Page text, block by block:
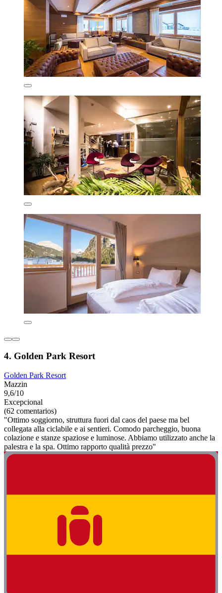
4. Golden Park Resort
Golden Park Resort
Mazzin
9,6/10
Excepcional
(62 comentarios)
"Ottimo soggiorno, struttura fuori dal caos del paese ma bel
collegata alla ciclabile e ai sentieri. Comodo parcheggio, buona
colazione e stanze spaziose e luminose. Abbiamo utilizzato anche la
palestra e la spa. Ottimo rapporto qualità prezzo"